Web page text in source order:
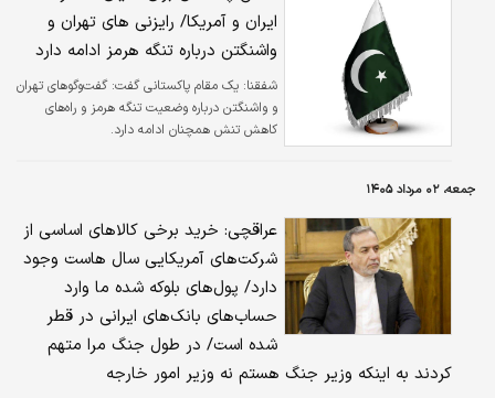
ایران و آمریکا/ رایزنی های تهران و
واشنگتن درباره تنگه هرمز ادامه دارد
شفقنا: یک مقام پاکستانی گفت: گفت‌وگوهای تهران
و واشنگتن درباره وضعیت تنگه هرمز و راه‌های
کاهش تنش همچنان ادامه دارد.
جمعه، ۰۲ مرداد ۱۴۰۵
عراقچی: خرید برخی کالا‌های اساسی از
شرکت‌های آمریکایی سال هاست وجود
دارد/ پول‌های بلوکه شده ما وارد
حساب‌های بانک‌های ایرانی در قطر
شده است/ در طول جنگ مرا متهم
کردند به اینکه وزیر جنگ هستم نه وزیر امور خارجه